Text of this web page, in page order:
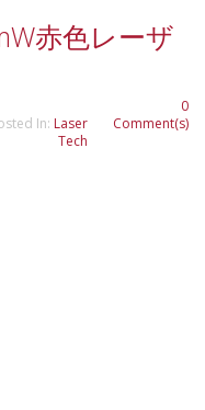
赤色レーザ
In: Laser
Tech
0
Comment(s)